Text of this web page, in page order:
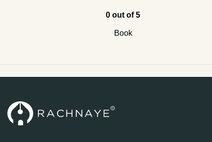
0 out of 5
Book